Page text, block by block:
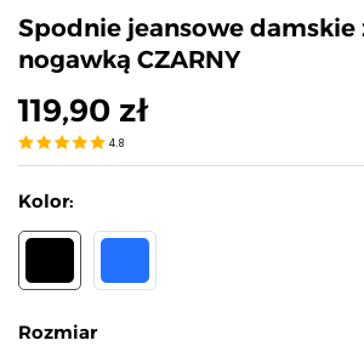
Spodnie jeansowe damskie
nogawką CZARNY
119,90 zł
4.8
Kolor:
Rozmiar